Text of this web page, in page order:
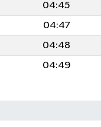
04:45
04:47
04:48
04:49